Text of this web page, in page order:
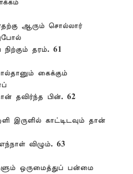
ஆரும் சொல்லார்
தரம். 61
கைக்கும்
தவிர்ந்த பின். 62
இருளில் காட்டிடவும் தான்
விழும். 63
ஒருமைத்துப் பன்மை